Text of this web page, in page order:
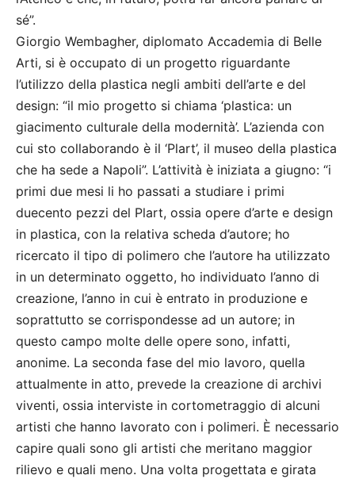
sé”.
Giorgio Wembagher, diplomato Accademia di Belle
Arti, si è occupato di un progetto riguardante
l’utilizzo della plastica negli ambiti dell’arte e del
design: “il mio progetto si chiama ‘plastica: un
giacimento culturale della modernità’. L’azienda con
cui sto collaborando è il ‘Plart’, il museo della plastica
che ha sede a Napoli”. L’attività è iniziata a giugno: “i
primi due mesi li ho passati a studiare i primi
duecento pezzi del Plart, ossia opere d’arte e design
in plastica, con la relativa scheda d’autore; ho
ricercato il tipo di polimero che l’autore ha utilizzato
in un determinato oggetto, ho individuato l’anno di
creazione, l’anno in cui è entrato in produzione e
soprattutto se corrispondesse ad un autore; in
questo campo molte delle opere sono, infatti,
anonime. La seconda fase del mio lavoro, quella
attualmente in atto, prevede la creazione di archivi
viventi, ossia interviste in cortometraggio di alcuni
artisti che hanno lavorato con i polimeri. È necessario
capire quali sono gli artisti che meritano maggior
rilievo e quali meno. Una volta progettata e girata